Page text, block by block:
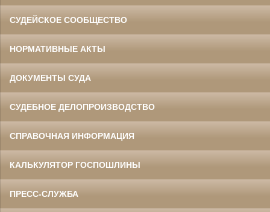
СУДЕЙСКОЕ СООБЩЕСТВО
НОРМАТИВНЫЕ АКТЫ
ДОКУМЕНТЫ СУДА
СУДЕБНОЕ ДЕЛОПРОИЗВОДСТВО
СПРАВОЧНАЯ ИНФОРМАЦИЯ
КАЛЬКУЛЯТОР ГОСПОШЛИНЫ
ПРЕСС-СЛУЖБА